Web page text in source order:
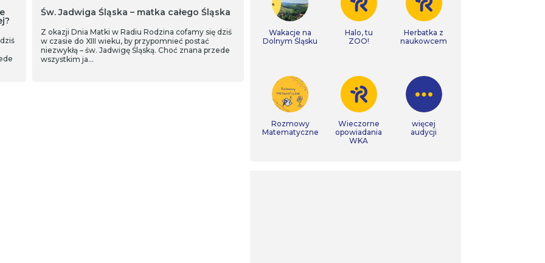
Św. Jadwiga Śląska – matka całego Śląska
Z okazji Dnia Matki w Radiu Rodzina cofamy się dziś
w czasie do XIII wieku, by przypomnieć postać
niezwykłą – św. Jadwigę Śląską. Choć znana przede
wszystkim ja…
Wakacje na
Dolnym Śląsku
Halo, tu
ZOO!
Herbatka z
naukowcem
Rozmowy
Matematyczne
Wieczorne
opowiadania
WKA
więcej
audycji